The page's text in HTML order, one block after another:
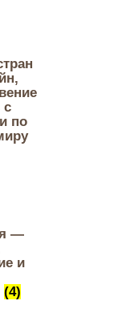
с
по
—
и
(4)